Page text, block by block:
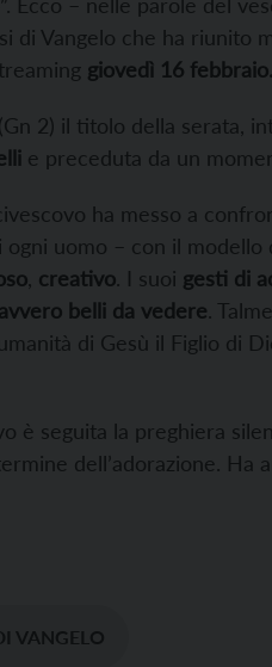
Ecco – nelle parole del
di Vangelo che ha riunito
giovedì 16 febbraio.
(Gn 2) il titolo della serata,
e preceduta da un
ha messo a
uomo – con il modello
, creativo. I suoi gesti di
belli da vedere.
di Gesù il Figlio di
è seguita la preghiera
dell’adorazione. Ha
VANGELO